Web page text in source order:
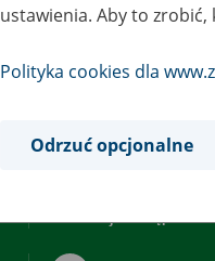
ustawienia. Aby to zrobić,
Polityka cookies dla
Odrzuć opcjonalne